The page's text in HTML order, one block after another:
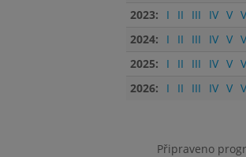
2023:
I II III IV V
2024:
I II III IV V
2025:
I II III IV V
2026:
I II III IV V
Připraveno